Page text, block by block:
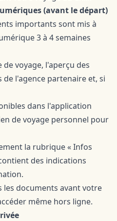
(avant le départ)
importants sont mis à
3 à 4 semaines
voyage, l'aperçu des
l'agence partenaire et, si
dans l'application
de voyage personnel pour
la rubrique « Infos
des indications
les documents avant votre
même hors ligne.